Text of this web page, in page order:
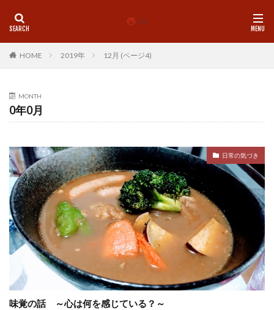
HOME 2019年 12月 (ページ4)
MONTH
0年0月
日常の気づき
味覚の話 ～心は何を感じている？～
カテゴリー
タグ
LINE
新月
歩く 気付き 気功 珈琲
痛み
基礎トレ
盛岡 神社 脳と腸
腰痛
腸内環境
自己紹介 自律神経
足首
身体の使い方
身体を変える 運動
青森市
食
姿勢 地に足つける
ペアセッション
Pilates
Studio水木
お年玉企画
お香 クラニオ
グループレッスン
スケジュール
スタジオ
ダイエット
デトックス
ピラティス